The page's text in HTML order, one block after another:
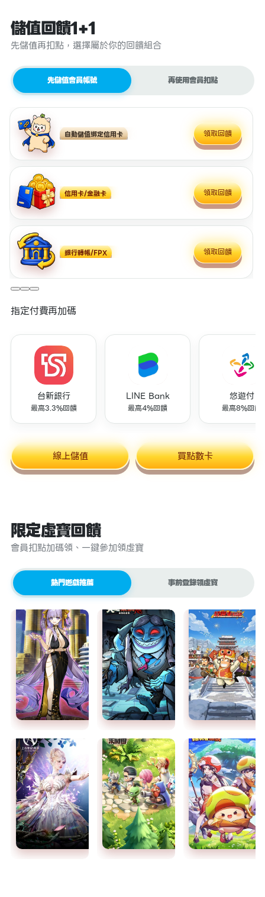
儲值回饋1+1
先儲值再扣點，選擇屬於你的回饋組合
先儲值會員帳號 再使用會員扣點
自動儲值綁定信用卡 領取回饋
信用卡/金融卡 領取回饋
銀行轉帳/FPX 領取回饋
指定付費再加碼
台新銀行
最高3.3%回饋
LINE Bank
最高4%回饋
悠遊付
最高8%回饋
線上儲值 買點數卡
限定虛寶回饋
會員扣點加碼領、一鍵參加領虛寶
熱門遊戲推薦 事前登錄領虛寶